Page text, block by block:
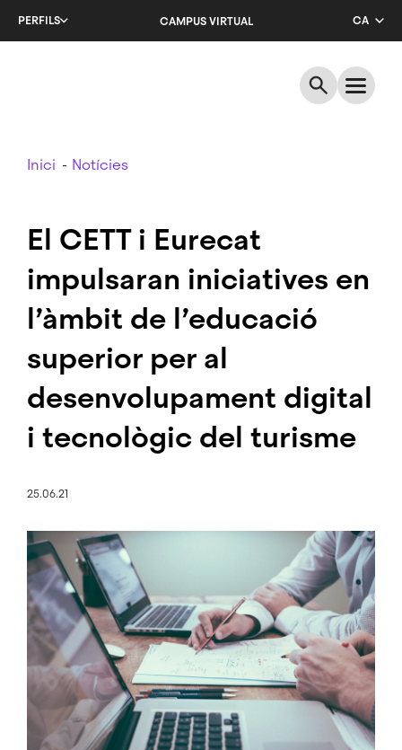
PERFILS CAMPUS VIRTUAL
CA
ES
Breadcrumb
Inici Notícies
El CETT i Eurecat
impulsaran iniciatives en
l’àmbit de l’educació
superior per al
desenvolupament digital
i tecnològic del turisme
25.06.21
Imatge